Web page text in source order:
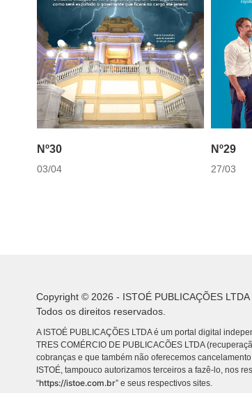
Nº30
03/04
Nº29
27/03
Copyright © 2026 - ISTOÉ PUBLICAÇÕES LTDA
Todos os direitos reservados.
A ISTOÉ PUBLICAÇÕES LTDA é um portal digital
TRES COMÉRCIO DE PUBLICACÕES LTDA
cobranças e que também não oferecemos
ISTOÉ, tampouco autorizamos terceiros a fazê-lo, nos
“https://istoe.com.br” e seus respectivos sites.